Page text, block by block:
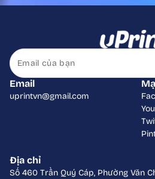
Địa chỉ
Số 460 Trần Quý Cáp, Phường Văn
Email
uprintvn@gmail.com